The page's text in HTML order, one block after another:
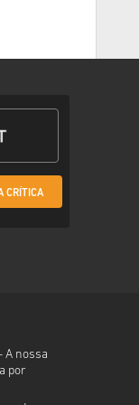
CRÍTICA
A nossa
por